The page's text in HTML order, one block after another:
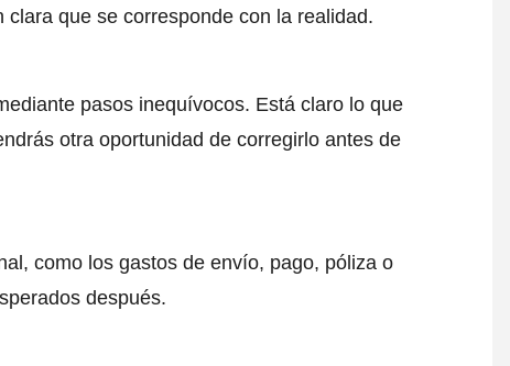
que se corresponde con la realidad.
pasos inequívocos. Está claro lo que
otra oportunidad de corregirlo antes de
como los gastos de envío, pago, póliza o
después.